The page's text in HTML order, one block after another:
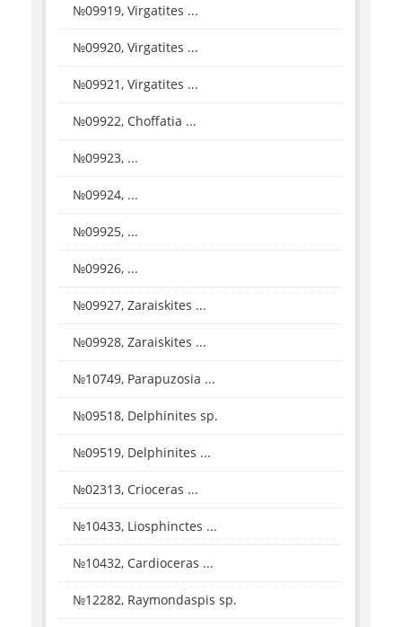
№09919, Virgatites ...
№09920, Virgatites ...
№09921, Virgatites ...
№09922, Choffatia ...
№09923, ...
№09924, ...
№09925, ...
№09926, ...
№09927, Zaraiskites ...
№09928, Zaraiskites ...
№10749, Parapuzosia ...
№09518, Delphinites sp.
№09519, Delphinites ...
№02313, Crioceras ...
№10433, Liosphinctes ...
№10432, Cardioceras ...
№12282, Raymondaspis sp.